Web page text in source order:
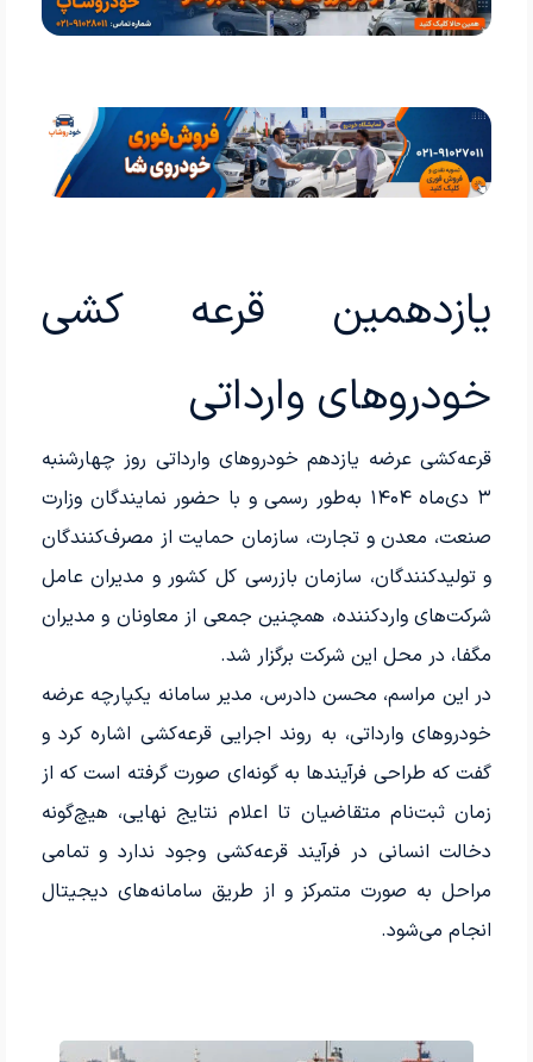
یازدهمین قرعه کشی
خودروهای وارداتی
قرعه‌کشی عرضه یازدهم خودروهای وارداتی روز چهارشنبه
۳ دی‌ماه ۱۴۰۴ به‌طور رسمی و با حضور نمایندگان وزارت
صنعت، معدن و تجارت، سازمان حمایت از مصرف‌کنندگان
و تولیدکنندگان، سازمان بازرسی کل کشور و مدیران عامل
شرکت‌های واردکننده، همچنین جمعی از معاونان و مدیران
مگفا، در محل این شرکت برگزار شد.
در این مراسم، محسن دادرس، مدیر سامانه یکپارچه عرضه
خودروهای وارداتی، به روند اجرایی قرعه‌کشی اشاره کرد و
گفت که طراحی فرآیندها به گونه‌ای صورت گرفته است که از
زمان ثبت‌نام متقاضیان تا اعلام نتایج نهایی، هیچ‌گونه
دخالت انسانی در فرآیند قرعه‌کشی وجود ندارد و تمامی
مراحل به صورت متمرکز و از طریق سامانه‌های دیجیتال
انجام می‌شود.